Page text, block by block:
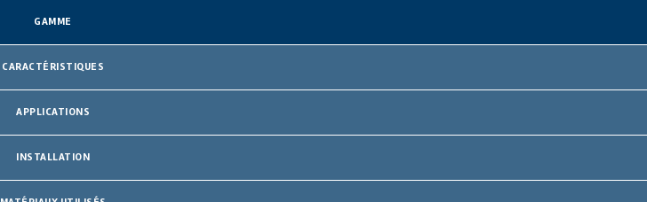
GAMME
CARACTÉRISTIQUES
APPLICATIONS
INSTALLATION